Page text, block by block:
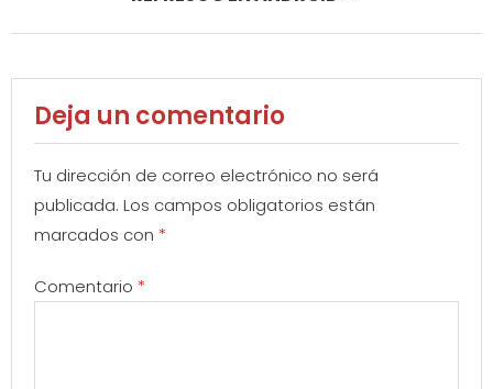
Deja un comentario
Tu dirección de correo electrónico no será
publicada. Los campos obligatorios están
marcados con *
Comentario *